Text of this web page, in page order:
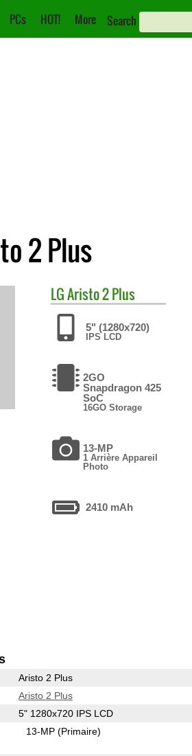
PCs HOT! More Search
2 Plus
LGAristo 2 Plus
5" (1280x720)
IPS LCD
2GO
Snapdragon 425
SoC
16GO Storage
13-MP
1 Arrière Appareil
Photo
2410 mAh
Aristo 2 Plus
Aristo 2 Plus
5" 1280x720 IPS LCD
13-MP(Primaire)